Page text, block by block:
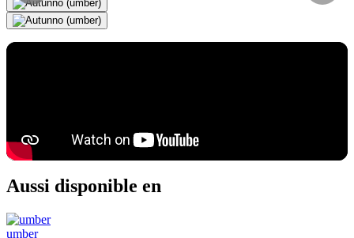
Aussi disponible en
umber